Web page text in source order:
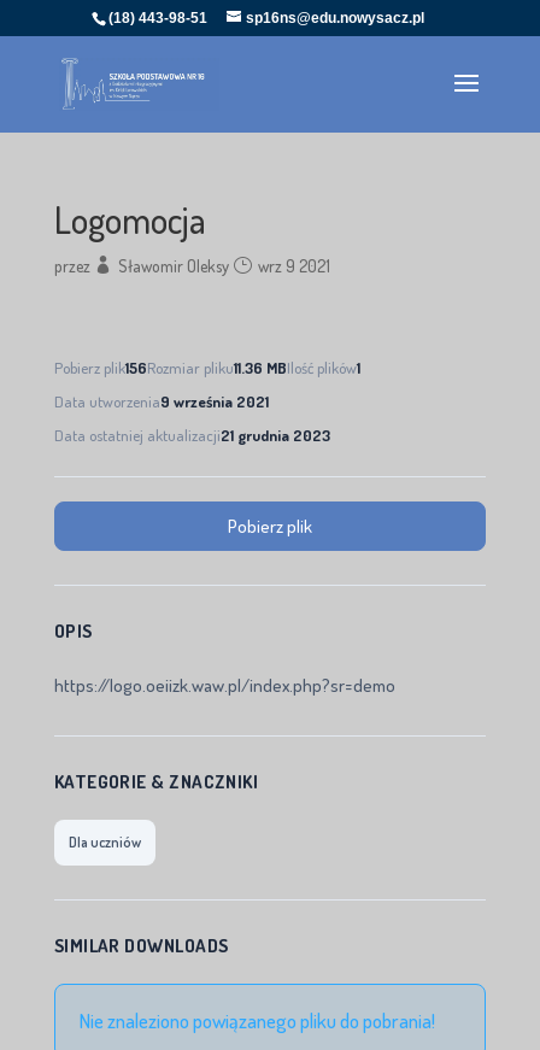
(18) 443-98-51 sp16ns@edu.nowysacz.pl
Logomocja
przez Sławomir Oleksy wrz 9 2021
Pobierz plik156Rozmiar pliku11.36 MBIlość plików1
Data utworzenia9 września 2021
Data ostatniej aktualizacji21 grudnia 2023
Pobierz plik
OPIS
https://logo.oeiizk.waw.pl/index.php?sr=demo
KATEGORIE & ZNACZNIKI
Dla uczniów
SIMILAR DOWNLOADS
Nie znaleziono powiązanego pliku do pobrania!